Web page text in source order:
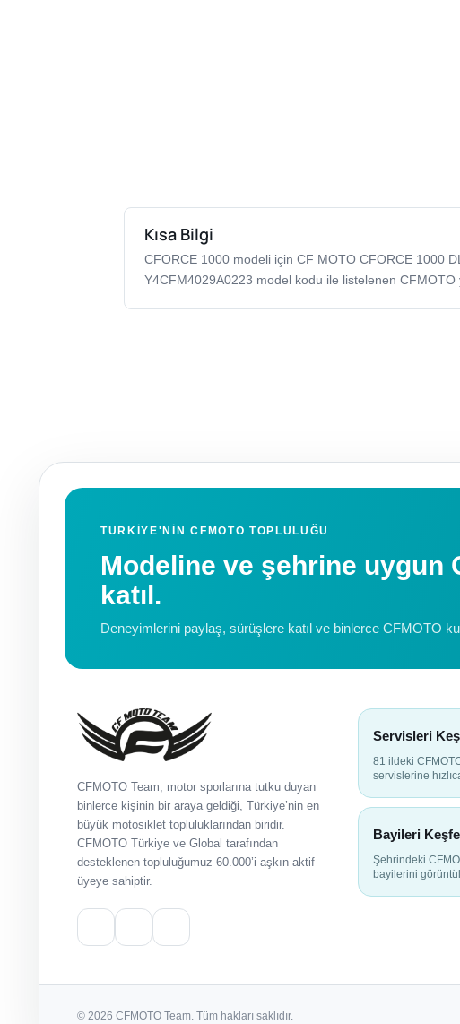
Kısa Bilgi
CFORCE 1000 modeli için CF MOTO CFORCE 1000
Y4CFM4029A0223 model kodu ile listelenen CFMOTO
TÜRKIYE'NIN CFMOTO TOPLULUĞU
Modeline ve şehrine uygun
katıl.
Deneyimlerini paylaş, sürüşlere katıl ve binlerce CFMOTO
CFMOTO Team, motor sporlarına tutku duyan
binlerce kişinin bir araya geldiği, Türkiye’nin en
büyük motosiklet topluluklarından biridir.
CFMOTO Türkiye ve Global tarafından
desteklenen topluluğumuz 60.000’i aşkın aktif
üyeye sahiptir.
Servisleri
81 ildeki
servislerine
Bayileri
Şehrindeki
bayilerini
© 2026 CFMOTO Team. Tüm hakları saklıdır.